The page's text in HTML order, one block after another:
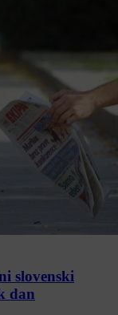
slovenski
dan